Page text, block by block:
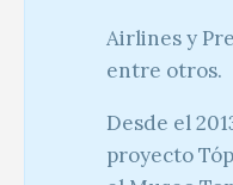
Airlines y
entre otros.
Desde el
proyecto